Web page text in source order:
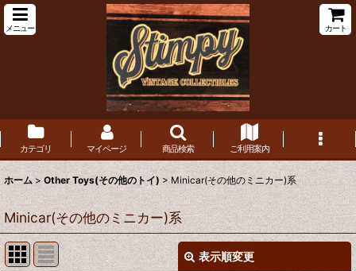
メニュー カート
カテゴリ マイページ 商品検索 ご利用案内
ホーム > Other Toys(その他のトイ) > Minicar(その他のミニカー)系
Minicar(その他のミニカー)系
表示順変更